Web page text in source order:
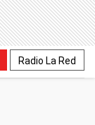
Radio La Red